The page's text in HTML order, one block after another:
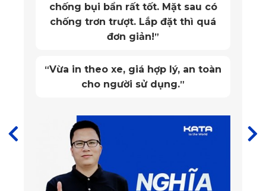
đồng thời đảm bảo được độ bền dẻo dai của thảm. PVC
chính là ứng cử viên sáng giá để trở thành nguyên liệu chủ
tổ chức quốc tế công nhận là an toàn tuyệt đối cho sức khỏe
người tiêu dùng như: SGS Châu Âu, TUV, RoHS2,...
2. Mang đậm nét thẩm mỹ hiện đại
Thời đại phát triển nhanh chóng mặt, đòi hỏi mọi sản phẩm
luôn có sự chuyển mình vượt trội, thiết kế hiện đại để bắt kịp
xu hướng. Thảm lót sànHyundai Custin được KATA được
chống bụi bẩn rất tốt. Mặt sau có
chống trơn trượt. Lắp đặt thì quá
đơn giản!”
“Vừa in theo xe, giá hợp lý, an toàn
cho người sử dụng.”